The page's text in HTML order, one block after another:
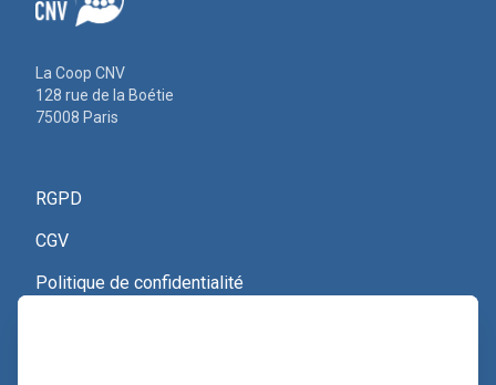
La Coop CNV
128 rue de la Boétie
75008 Paris
RGPD
CGV
Politique de confidentialité